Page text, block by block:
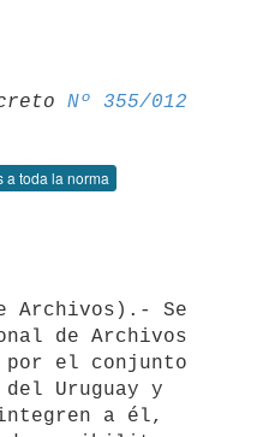
Nº 355/012
a toda la norma
de Archivos
por el conjunto
Uruguay y
a él,